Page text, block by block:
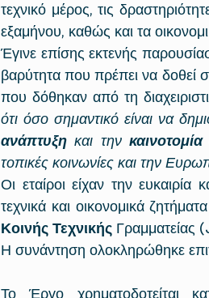
τεχνικό μέρος, τις
εξαμήνου, καθώς και τα
Έγινε επίσης εκτενής
βαρύτητα που πρέπει να δοθεί
που δόθηκαν από τη
ότι όσο σημαντικό είναι να
ανάπτυξη και την
τοπικές κοινωνίες και την
Οι εταίροι είχαν την
τεχνικά και οικονομικά
Κοινής Τεχνικής Γραμματείας
Η συνάντηση ολοκληρώθηκε
Το Έργο